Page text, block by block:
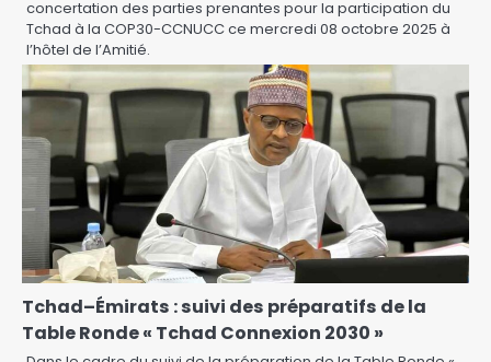
concertation des parties prenantes pour la participation du
Tchad à la COP30-CCNUCC ce mercredi 08 octobre 2025 à
l’hôtel de l’Amitié.
Tchad–Émirats : suivi des préparatifs de la
Table Ronde « Tchad Connexion 2030 »